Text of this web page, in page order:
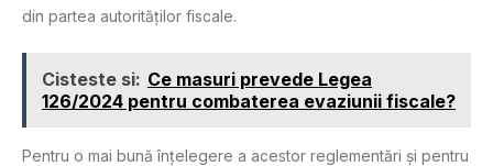
din partea autorităților fiscale.
Cisteste si: Ce masuri prevede Legea
126/2024 pentru combaterea evaziunii fiscale?
Pentru o mai bună înțelegere a acestor reglementări și pentru